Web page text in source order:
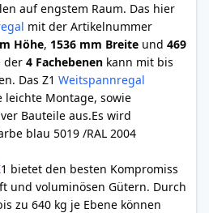
auf engstem Raum. Das hier
mit der Artikelnummer
Höhe, 1536 mm Breite und 469
der 4 Fachebenen kann mit bis
Das Z1 Weitspannregal
Montage, sowie
Bauteile aus.Es wird
blau 5019 /RAL 2004
bietet den besten Kompromiss
und voluminösen Gütern. Durch
zu 640 kg je Ebene können